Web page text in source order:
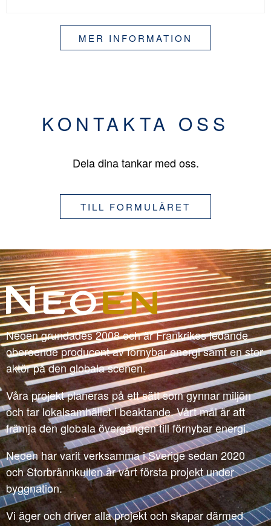
MER INFORMATION
KONTAKTA OSS
Dela dina tankar med oss.
TILL FORMULÄRET
Neoen grundades 2008 och är Frankrikes ledande
oberoende producent av förnybar energi samt en stor
aktör på den globala scenen.
Våra projekt planeras på ett sätt som gynnar miljön
och tar lokalsamhället i beaktande. Vårt mål är att
främja den globala övergången till förnybar energi.
Neoen har varit verksamma i Sverige sedan 2020
och Storbrännkullen är vårt första projekt under
byggnation.
Vi äger och driver alla projekt och skapar därmed